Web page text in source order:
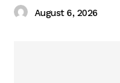
August 6, 2026